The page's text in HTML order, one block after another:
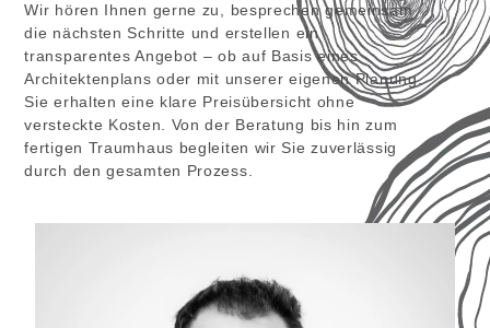
Wir hören Ihnen gerne zu, besprechen gemeinsam
die nächsten Schritte und erstellen ein
transparentes Angebot – ob auf Basis eines
Architektenplans oder mit unserer eigenen Planung.
Sie erhalten eine klare Preisübersicht ohne
versteckte Kosten. Von der Beratung bis hin zum
fertigen Traumhaus begleiten wir Sie zuverlässig
durch den gesamten Prozess.